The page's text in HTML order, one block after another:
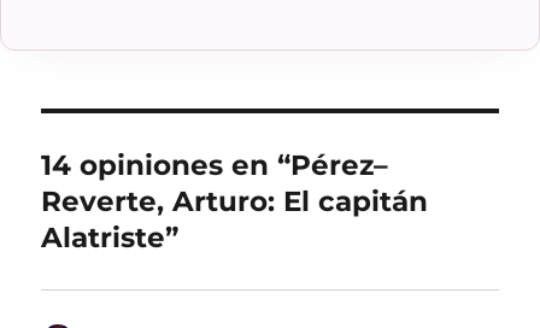
14 opiniones en “Pérez–
Reverte, Arturo: El capitán
Alatriste”